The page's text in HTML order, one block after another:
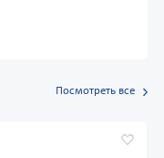
Посмотреть все